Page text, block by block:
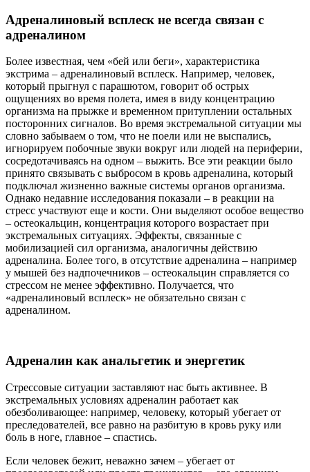
Адреналиновый всплеск не всегда связан с
адреналином
Более известная, чем «бей или беги», характеристика
экстрима – адреналиновый всплеск. Например, человек,
который прыгнул с парашютом, говорит об острых
ощущениях во время полета, имея в виду концентрацию
организма на прыжке и временном притуплении остальных
посторонних сигналов. Во время экстремальной ситуации мы
словно забываем о том, что не поели или не выспались,
игнорируем побочные звуки вокруг или людей на периферии,
сосредотачиваясь на одном – выжить. Все эти реакции было
принято связывать с выбросом в кровь адреналина, который
подключал жизненно важные системы органов организма.
Однако недавние исследования показали – в реакции на
стресс участвуют еще и кости. Они выделяют особое вещество
– остеокальцин, концентрация которого возрастает при
экстремальных ситуациях. Эффекты, связанные с
мобилизацией сил организма, аналогичны действию
адреналина. Более того, в отсутствие адреналина – например
у мышей без надпочечников – остеокальцин справляется со
стрессом не менее эффективно. Получается, что
«адреналиновый всплеск» не обязательно связан с
адреналином.
Адреналин как анальгетик и энергетик
Стрессовые ситуации заставляют нас быть активнее. В
экстремальных условиях адреналин работает как
обезболивающее: например, человеку, который убегает от
преследователей, все равно на разбитую в кровь руку или
боль в ноге, главное – спастись.
Если человек бежит, неважно зачем – убегает от